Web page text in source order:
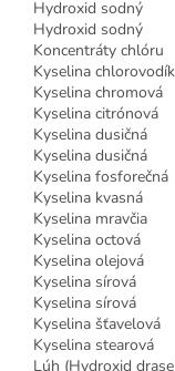
Hydroxid sodný
Hydroxid sodný
Koncentráty chlóru
Kyselina
Kyselina chromová
Kyselina citrónová
Kyselina dusičná
Kyselina dusičná
Kyselina fosforečná
Kyselina kvasná
Kyselina mravčia
Kyselina octová
Kyselina olejová
Kyselina sírová
Kyselina sírová
Kyselina šťavelová
Kyselina stearová
Lúh (Hydroxid